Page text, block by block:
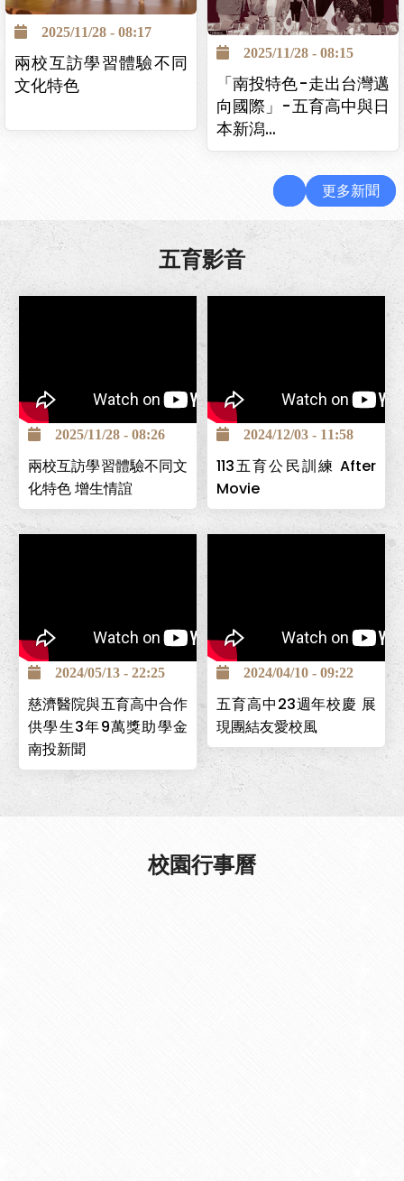
2025/11/28 - 08:17
兩校互訪學習體驗不同
文化特色
2025/11/28 - 08:15
「南投特色-走出台灣邁
向國際」-五育高中與日
本新潟…
更多新聞
五育影音
2025/11/28 - 08:26
兩校互訪學習體驗不同文
化特色 增生情誼
2024/12/03 - 11:58
113五育公民訓練 After
Movie
南投巿五育高中為全國第一
個創立的照顧服務科，為讓
學生能安心求學，並保障畢
業後有穩定工作，與台中慈
濟醫院簽署「攜手高昇獎助
學金」計畫，提供學生高中
在校期間3年9萬元，且畢業
後可至台中慈濟醫院工作。
2024/05/13 - 22:25
慈濟醫院與五育高中合作
供學生3年9萬獎助學金
南投新聞
2024/04/10 - 09:22
五育高中23週年校慶 展
現團結友愛校風
校園行事曆